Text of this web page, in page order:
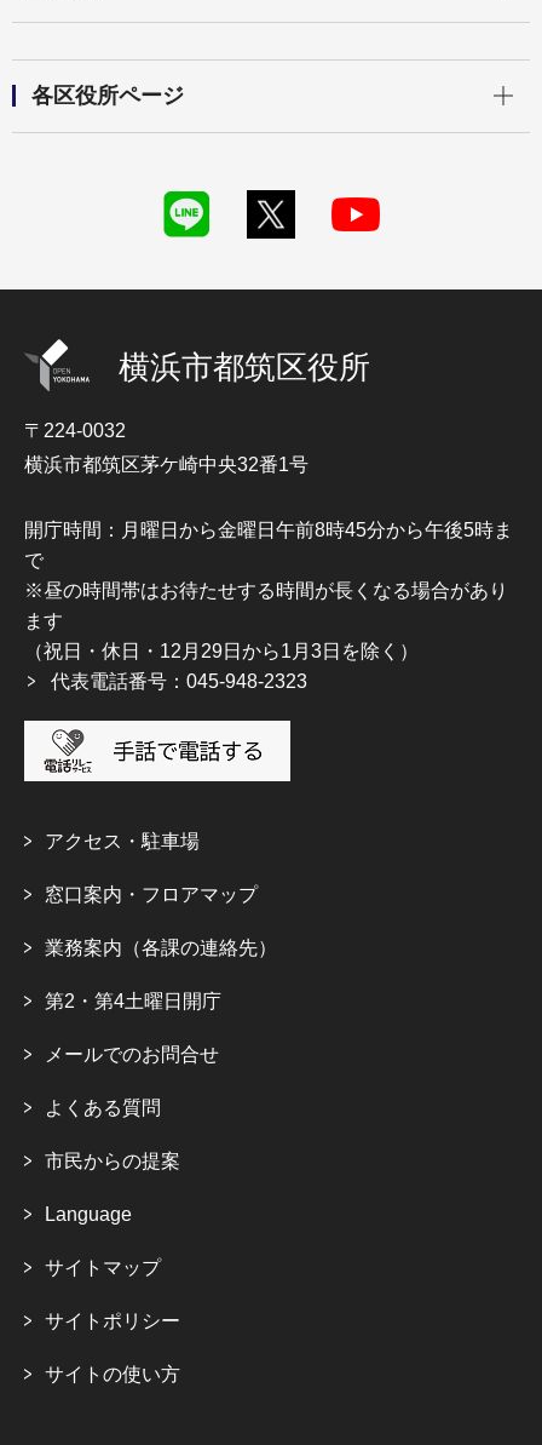
各区役所ページ
横浜市都筑区役所
〒224-0032
横浜市都筑区茅ケ崎中央32番1号
開庁時間：月曜日から金曜日午前8時45分から午後5時ま
で
※昼の時間帯はお待たせする時間が長くなる場合があり
ます
（祝日・休日・12月29日から1月3日を除く）
代表電話番号：045-948-2323
アクセス・駐車場
窓口案内・フロアマップ
業務案内（各課の連絡先）
第2・第4土曜日開庁
メールでのお問合せ
よくある質問
市民からの提案
Language
サイトマップ
サイトポリシー
サイトの使い方